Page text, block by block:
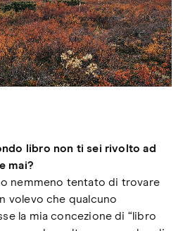
libro non ti sei rivolto ad
mai?
nemmeno tentato di trovare
volevo che qualcuno
la mia concezione di “libro